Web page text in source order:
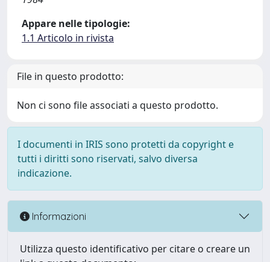
Appare nelle tipologie:
1.1 Articolo in rivista
File in questo prodotto:
Non ci sono file associati a questo prodotto.
I documenti in IRIS sono protetti da copyright e
tutti i diritti sono riservati, salvo diversa
indicazione.
Informazioni
Utilizza questo identificativo per citare o creare un